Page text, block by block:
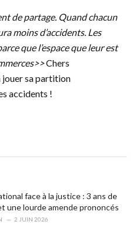
de partage. Quand chacun
moins d’accidents. Les
que l’espace que leur est
Chers
jouer sa partition
accidents !
face à la justice : 3 ans de
une lourde amende prononcés
2 JUIN 2026